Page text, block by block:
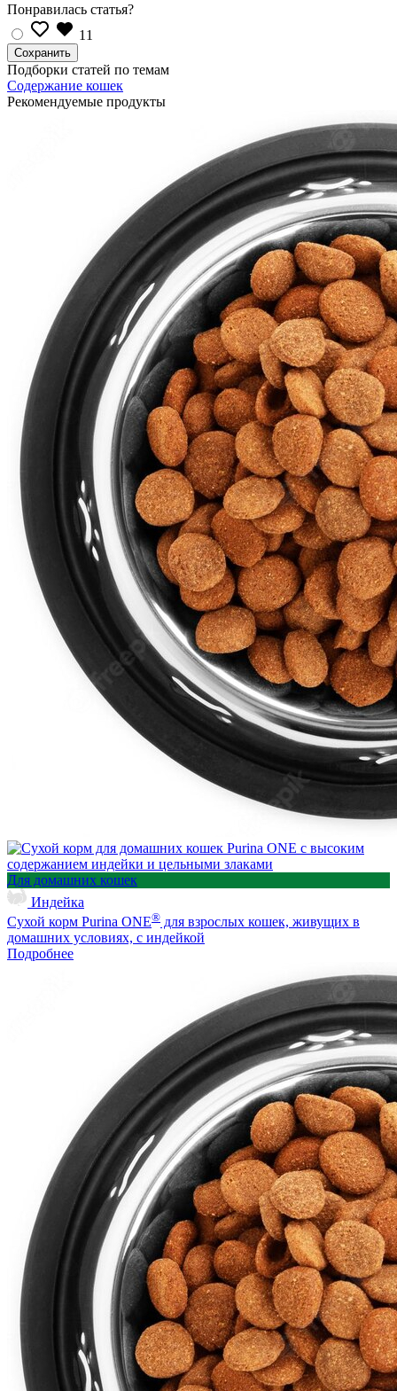
Понравилась статья?
11
Подборки статей по темам
Содержание кошек
Рекомендуемые продукты
Для домашних кошек
Индейка
Сухой корм Purina ONE® для взрослых кошек, живущих в
домашних условиях, с индейкой
Подробнее